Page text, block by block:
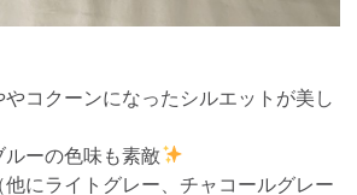
コクーンになったシルエットが美し
ーの色味も素敵
にライトグレー、チャコールグレー